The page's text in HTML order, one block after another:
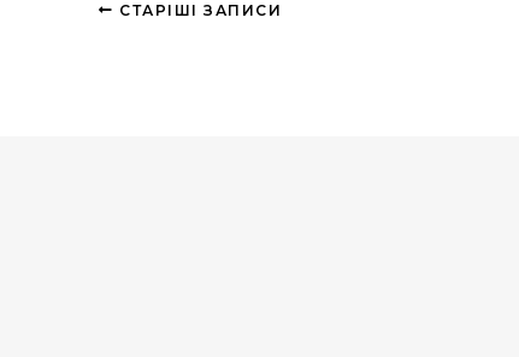
СТАРІШІ ЗАПИСИ